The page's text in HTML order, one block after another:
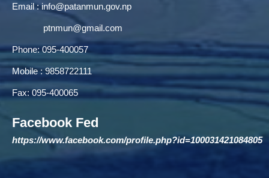
Email :info@patanmun.gov.np
ptnmun@gmail.com
Phone: 095-400057
Mobile : 9858722111
Fax: 095-400065
Facebook Fed
https://www.facebook.com/profile.php?id=100031421084805